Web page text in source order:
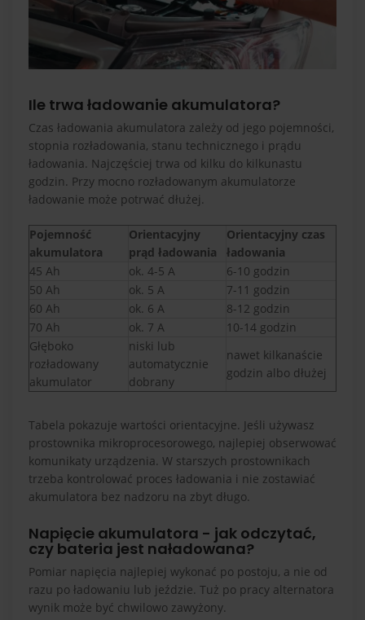
Ile trwa ładowanie akumulatora?
Czas ładowania akumulatora zależy od jego pojemności,
stopnia rozładowania, stanu technicznego i prądu
ładowania. Najczęściej trwa od kilku do kilkunastu
godzin. Przy mocno rozładowanym akumulatorze
ładowanie może potrwać dłużej.
Pojemność
akumulatora
Orientacyjny
prąd ładowania
Orientacyjny czas
ładowania
45 Ah
ok. 4-5 A
6-10 godzin
50 Ah
ok. 5 A
7-11 godzin
60 Ah
ok. 6 A
8-12 godzin
70 Ah
ok. 7 A
10-14 godzin
Głęboko
rozładowany
akumulator
niski lub
automatycznie
dobrany
nawet kilkanaście
godzin albo dłużej
Tabela pokazuje wartości orientacyjne. Jeśli używasz
prostownika mikroprocesorowego, najlepiej obserwować
komunikaty urządzenia. W starszych prostownikach
trzeba kontrolować proces ładowania i nie zostawiać
akumulatora bez nadzoru na zbyt długo.
Napięcie akumulatora - jak odczytać,
czy bateria jest naładowana?
Pomiar napięcia najlepiej wykonać po postoju, a nie od
razu po ładowaniu lub jeździe. Tuż po pracy alternatora
wynik może być chwilowo zawyżony.